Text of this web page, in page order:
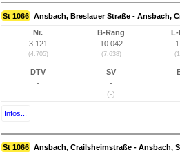
St 1066 Ansbach, Breslauer Straße - Ansbach,
Nr.
3.121
(4.705)
B-Rang
10.042
(7.638)
DTV
-
SV
-
(-)
Infos...
St 1066 Ansbach, Crailsheimstraße - Ansbach,